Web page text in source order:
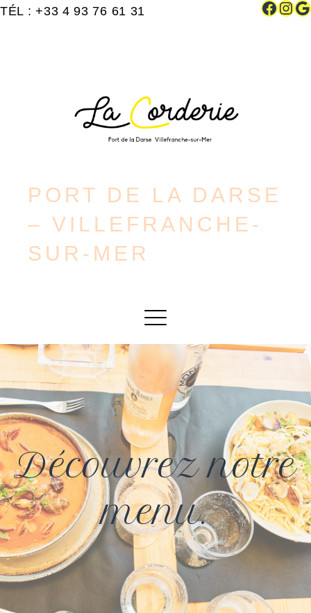
Skip
TÉL : +33 4 93 76 61 31
PORT DE LA DARSE
– VILLEFRANCHE-
SUR-MER
MENU
Découvrez notre
menu.